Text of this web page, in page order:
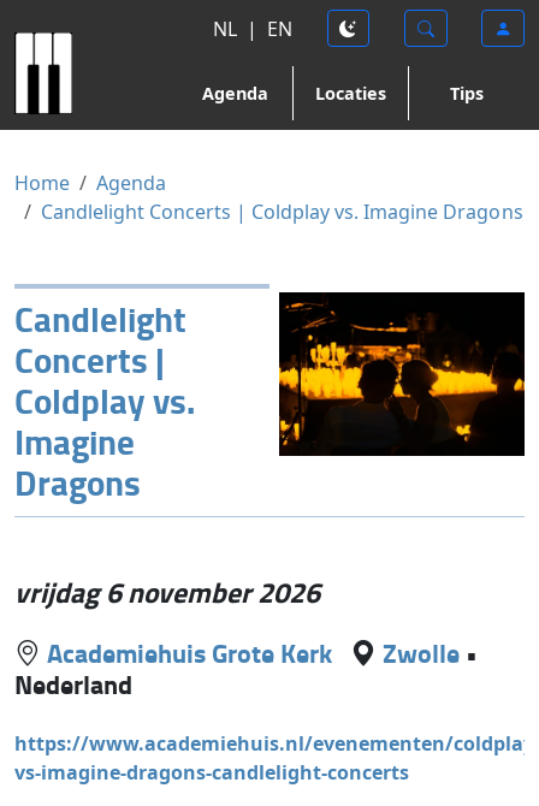
NL | EN
Agenda Locaties Tips
Home
Agenda
Candlelight Concerts | Coldplay vs. Imagine Dragons
Candlelight
Concerts |
Coldplay vs.
Imagine
Dragons
vrijdag 6 november 2026
Academiehuis Grote Kerk Zwolle •
Nederland
https://www.academiehuis.nl/evenementen/
vs-imagine-dragons-candlelight-concerts